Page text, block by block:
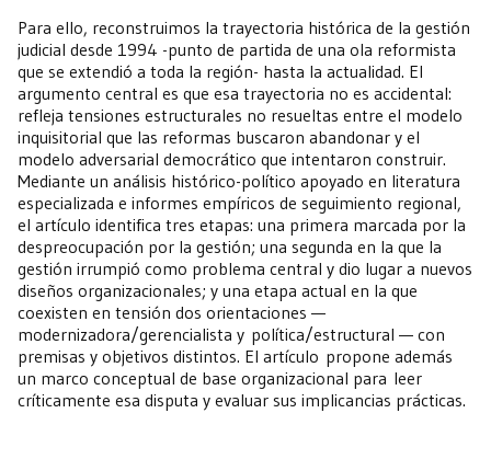
Para ello, reconstruimos la trayectoria histórica de la gestión
judicial desde 1994 -punto de partida de una ola reformista
que se extendió a toda la región- hasta la actualidad. El
argumento central es que esa trayectoria no es accidental:
refleja tensiones estructurales no resueltas entre el modelo
inquisitorial que las reformas buscaron abandonar y el
modelo adversarial democrático que intentaron construir.
Mediante un análisis histórico-político apoyado en literatura
especializada e informes empíricos de seguimiento regional,
el artículo identifica tres etapas: una primera marcada por la
despreocupación por la gestión; una segunda en la que la
gestión irrumpió como problema central y dio lugar a nuevos
diseños organizacionales; y una etapa actual en la que
coexisten en tensión dos orientaciones —
modernizadora/gerencialista y política/estructural — con
premisas y objetivos distintos. El artículo propone además
un marco conceptual de base organizacional para leer
críticamente esa disputa y evaluar sus implicancias prácticas.